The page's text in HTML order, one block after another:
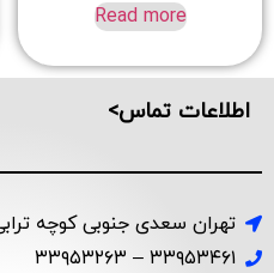
Read more
اطلاعات تماس>
تهران سعدی جنوبی کوچه ترابی
۳۳۹۵۳۴۶۱ – ۳۳۹۵۳۲۶۳